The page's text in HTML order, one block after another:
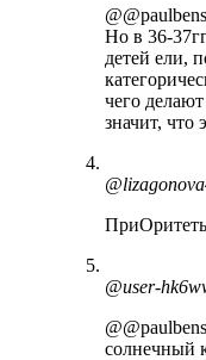
Но в 36-
детей ели,
чего
значит, что
@user-
солнечный